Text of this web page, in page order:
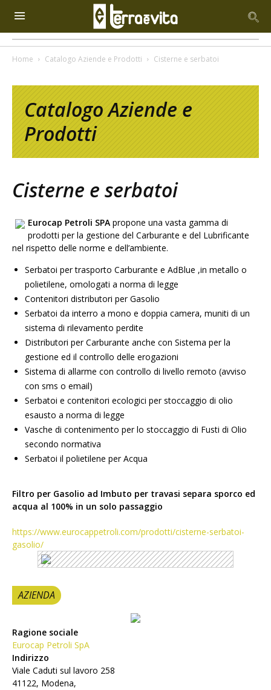
Home Catalogo Aziende e Prodotti Cisterne e serbatoi
Catalogo Aziende e
Prodotti
Cisterne e serbatoi
Eurocap Petroli SPA propone una vasta gamma di
prodotti per la gestione del Carburante e del Lubrificante
nel rispetto delle norme e dell’ambiente.
Serbatoi per trasporto Carburante e AdBlue ,in metallo o
polietilene, omologati a norma di legge
Contenitori distributori per Gasolio
Serbatoi da interro a mono e doppia camera, muniti di un
sistema di rilevamento perdite
Distributori per Carburante anche con Sistema per la
gestione ed il controllo delle erogazioni
Sistema di allarme con controllo di livello remoto (avviso
con sms o email)
Serbatoi e contenitori ecologici per stoccaggio di olio
esausto a norma di legge
Vasche di contenimento per lo stoccaggio di Fusti di Olio
secondo normativa
Serbatoi il polietilene per Acqua
Filtro per Gasolio ad Imbuto per travasi separa sporco ed
acqua al 100% in un solo passaggio
https://www.eurocappetroli.com/prodotti/cisterne-serbatoi-
gasolio/
AZIENDA
Ragione sociale
Eurocap Petroli SpA
Indirizzo
Viale Caduti sul lavoro 258
41122, Modena,